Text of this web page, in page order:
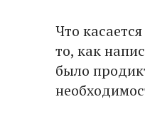
Что
то, как
было